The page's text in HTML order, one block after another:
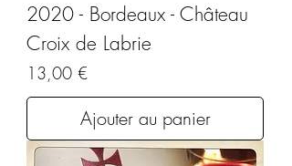
2020 - Bordeaux - Château
Croix de Labrie
Prix
13,00 €
Ajouter au panier